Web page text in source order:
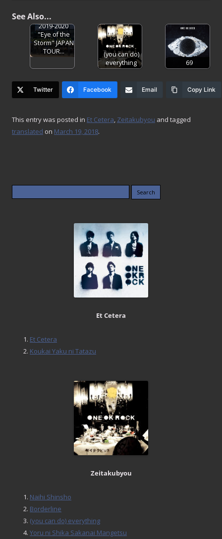
See Also...ONE OK ROCK
2019-2020
"Eye of the
Storm" JAPAN
TOUR…
(you can do)
everything
69
Twitter Facebook Email Copy Link
This entry was posted in Et Cetera, Zeitakubyou and tagged
translated on March 19, 2018.
Et Cetera
Et Cetera
Koukai Yaku ni Tatazu
Zeitakubyou
Naihi Shinsho
Borderline
(you can do) everything
Yoru ni Shika Sakanai Mangetsu